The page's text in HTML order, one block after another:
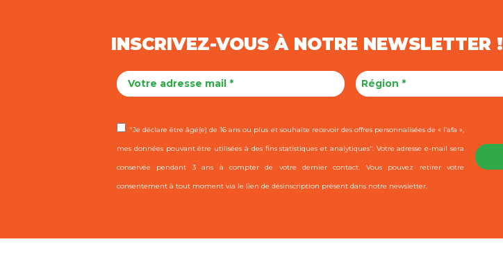
INSCRIVEZ-VOUS À NOTRE NEWSLETTER !
"Je déclare être âgé(e) de 16 ans ou plus et souhaite recevoir des offres personnalisées de « l’afa »,
mes données pouvant être utilisées à des fins statistiques et analytiques". Votre adresse e-mail sera
conservée pendant 3 ans à compter de votre dernier contact. Vous pouvez retirer votre
consentement à tout moment via le lien de désinscription présent dans notre newsletter.